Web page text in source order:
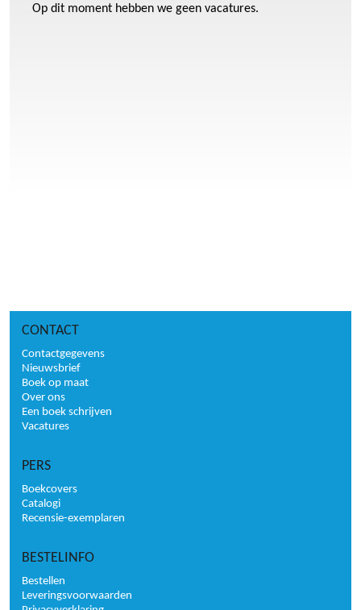
Op dit moment hebben we geen vacatures.
CONTACT
Contactgegevens
Nieuwsbrief
Boek op maat
Over ons
Een boek schrijven
Vacatures
PERS
Boekcovers
Catalogi
Recensie-exemplaren
BESTELINFO
Bestellen
Leveringsvoorwaarden